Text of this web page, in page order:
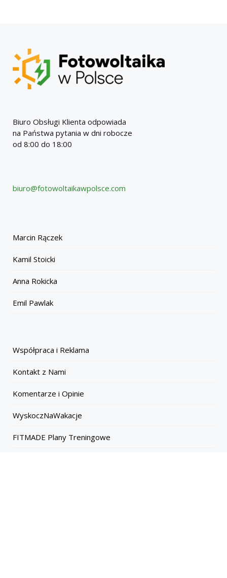
Biuro Obsługi Klienta odpowiada
na Państwa pytania w dni robocze
od 8:00 do 18:00
biuro@fotowoltaikawpolsce.com
Marcin Rączek
Kamil Stoicki
Anna Rokicka
Emil Pawlak
Współpraca i Reklama
Kontakt z Nami
Komentarze i Opinie
WyskoczNaWakacje
FITMADE Plany Treningowe